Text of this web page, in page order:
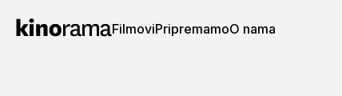
FilmoviPripremamoO nama